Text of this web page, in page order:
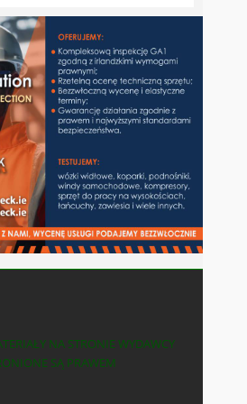
NA STRONIE WYDAWCY
SĄ PRAWEM